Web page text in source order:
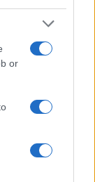
or
a Forte di